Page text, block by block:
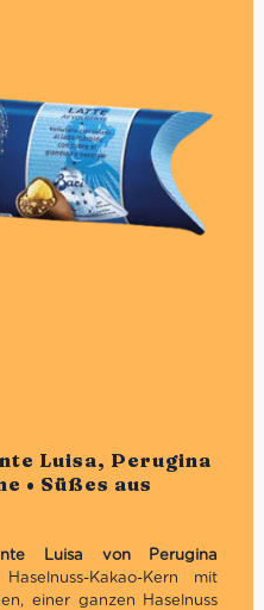
Luisa, Perugina
• Süßes aus
Luisa von Perugina
Kakao-Kern mit
einer ganzen Haselnuss